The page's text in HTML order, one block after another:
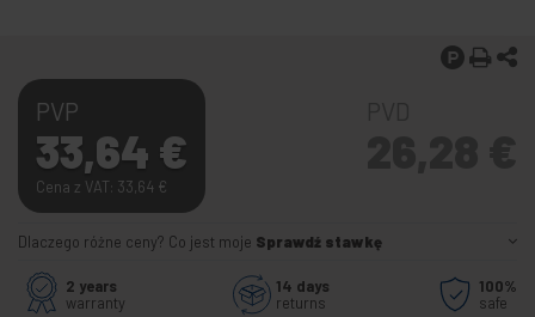
PVP
33,64 €
Cena z VAT: 33,64 €
Dlaczego różne ceny? Co jest moje Sprawdź stawkę
2 years
warranty
14 days
returns
100%
safe